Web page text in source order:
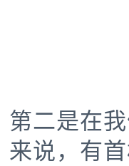
第二是在
来说，有